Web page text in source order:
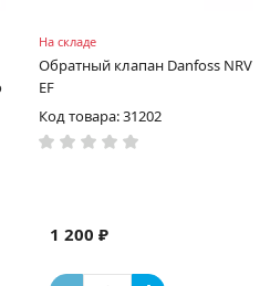
На складе
Обратный клапан Danfoss NRV
EF
Код товара: 31202
1 200 ₽